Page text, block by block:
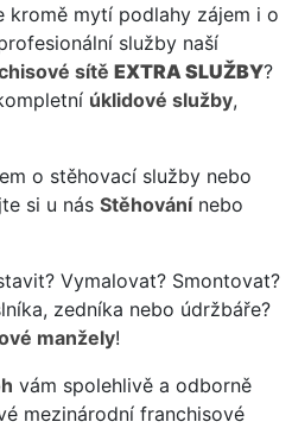
kromě mytí podlahy zájem i o
služby naší
sítě EXTRA SLUŽBY?
úklidové služby,
o stěhovací služby nebo
si u nás Stěhovánínebo
Vymalovat? Smontovat?
zedníka nebo údržbáře?
manžely!
vám spolehlivě a odborně
mezinárodní franchisové